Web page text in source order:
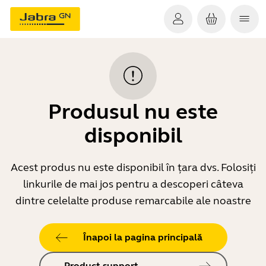
Produsul nu este
disponibil
Acest produs nu este disponibil în țara dvs. Folosiți
linkurile de mai jos pentru a descoperi câteva
dintre celelalte produse remarcabile ale noastre
Înapoi la pagina principală